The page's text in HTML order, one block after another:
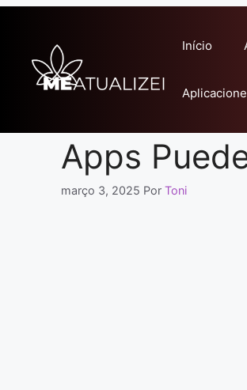
conteúdo
Início
Apps
março 3, 2025 Por Toni